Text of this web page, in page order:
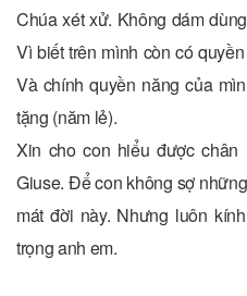
Chúa xét xử. Không dám
Vì biết trên mình còn có
Và chính quyền năng của
tặng (năm lẻ).
Xin cho con hiểu được
Giuse. Để con không sợ
mát đời này. Nhưng luôn
trọng anh em.